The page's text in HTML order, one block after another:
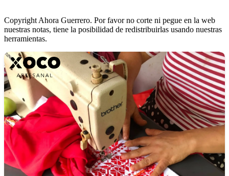
Copyright Ahora Guerrero. Por favor no corte ni pegue en la web
nuestras notas, tiene la posibilidad de redistribuirlas usando nuestras
herramientas.